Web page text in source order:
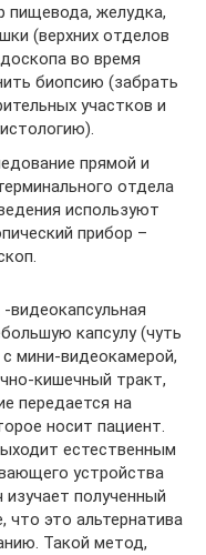
пищевода, желудка,
(верхних отделов
во время
биопсию (забрать
участков и
прямой и
отдела
используют
прибор –
капсулу (чуть
мини-видеокамерой,
кишечный тракт,
передается на
носит пациент.
естественным
устройства
полученный
что это альтернатива
Такой метод,